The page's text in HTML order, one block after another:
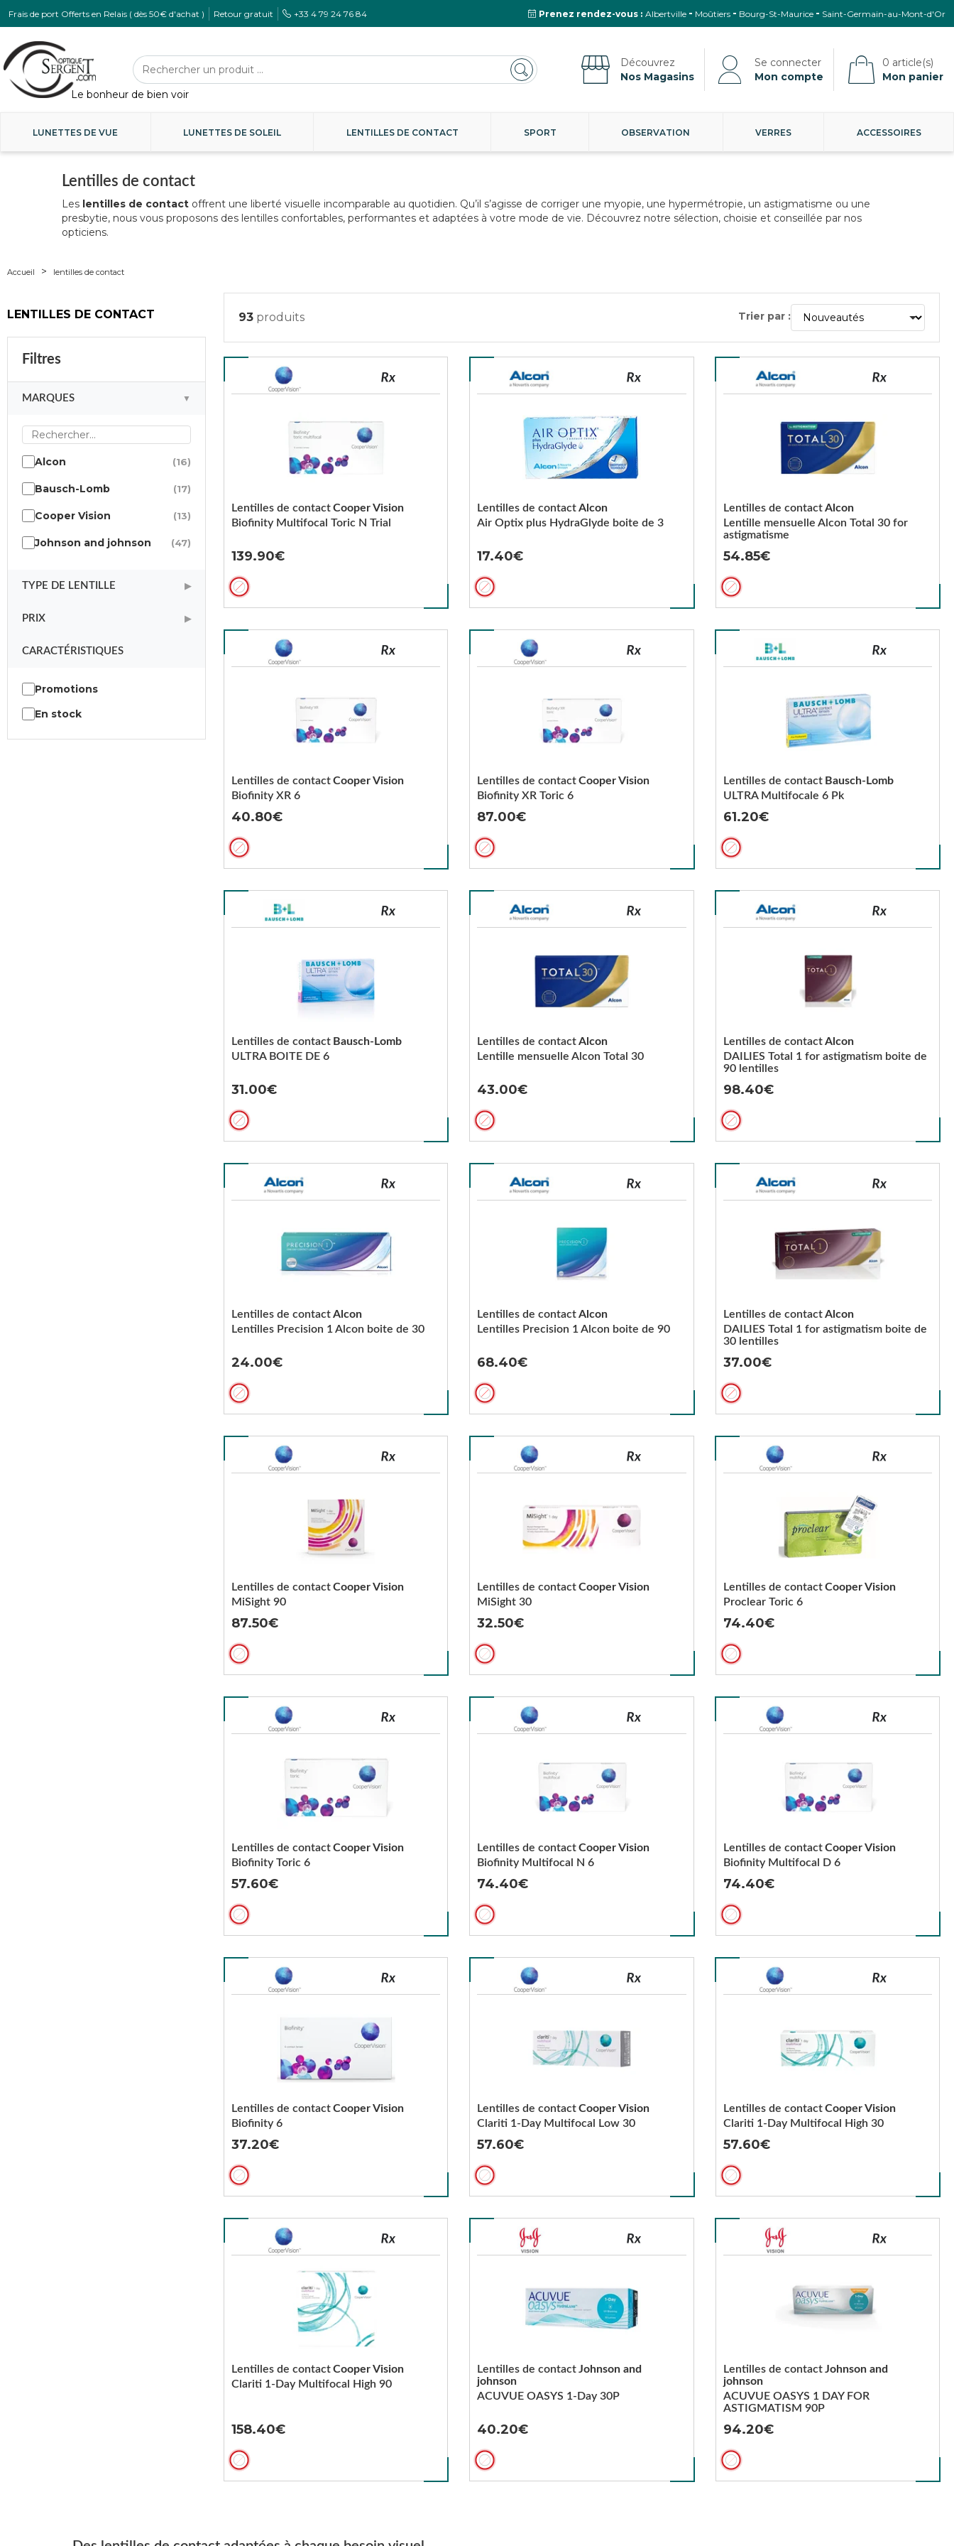
Frais de port Offerts en Relais ( dès 50€ d'achat ) Retour gratuit +33 4 79 24 76 84 Prenez rendez-vous : Albertville Moûtiers Bourg-St-Maurice Saint-Germain-au-Mont-d'Or
Nos Magasins Mon compte Mon panier
LUNETTES DE VUE LUNETTES DE SOLEIL LENTILLES DE CONTACT SPORT OBSERVATION VERRES ACCESSOIRES
Lentilles de contact
Les lentilles de contact offrent une liberté visuelle incomparable au quotidien. Qu’il s’agisse de corriger une myopie, une hypermétropie, un astigmatisme ou une
presbytie, nous vous proposons des lentilles confortables, performantes et adaptées à votre mode de vie. Découvrez notre sélection, choisie et conseillée par nos
opticiens.
Accueil lentilles de contact
LENTILLES DE CONTACT
Filtres
MARQUES ▼
Alcon (16)
Bausch-Lomb (17)
Cooper Vision (13)
Johnson and johnson (47)
TYPE DE LENTILLE ▶
PRIX ▶
CARACTÉRISTIQUES
Promotions
En stock
93 produits Trier par :
Biofinity Multifocal Toric N Trial
Lentilles de contactCooper Vision
139.90
Air Optix plus HydraGlyde boite de 3
Lentilles de contact Alcon
17.40
Lentille mensuelle Alcon Total 30 for
astigmatisme
Lentilles de contact Alcon
54.85
Biofinity XR 6
Lentilles de contactCooper Vision
40.80
Biofinity XR Toric 6
Lentilles de contact Cooper Vision
87.00
ULTRA Multifocale 6 Pk
Lentilles de contact Bausch-Lomb
61.20
ULTRA BOITE DE 6
Lentilles de contact Bausch-Lomb
31.00
Lentille mensuelle Alcon Total 30
Lentilles de contact Alcon
43.00
DAILIES Total 1 for astigmatism boite de
90 lentilles
Lentilles de contact Alcon
98.40
Lentilles Precision 1 Alcon boite de 30
Lentilles de contactAlcon
24.00
Lentilles Precision 1 Alcon boite de 90
Lentilles de contact Alcon
68.40
DAILIES Total 1 for astigmatism boite de
30 lentilles
Lentilles de contact Alcon
37.00
MiSight 90
Lentilles de contactCooper Vision
87.50
MiSight 30
Lentilles de contact Cooper Vision
32.50
Proclear Toric 6
Lentilles de contact Cooper Vision
74.40
Biofinity Toric 6
Lentilles de contactCooper Vision
57.60
Biofinity Multifocal N 6
Lentilles de contact Cooper Vision
74.40
Biofinity Multifocal D 6
Lentilles de contact Cooper Vision
74.40
Biofinity 6
Lentilles de contactCooper Vision
37.20
Clariti 1-Day Multifocal Low 30
Lentilles de contact Cooper Vision
57.60
Clariti 1-Day Multifocal High 30
Lentilles de contact Cooper Vision
57.60
Clariti 1-Day Multifocal High 90
Lentilles de contactCooper Vision
158.40
ACUVUE OASYS 1-Day 30P
Lentilles de contact Johnson and
johnson
40.20
ACUVUE OASYS 1 DAY FOR
ASTIGMATISM 90P
Lentilles de contact Johnson and
johnson
94.20